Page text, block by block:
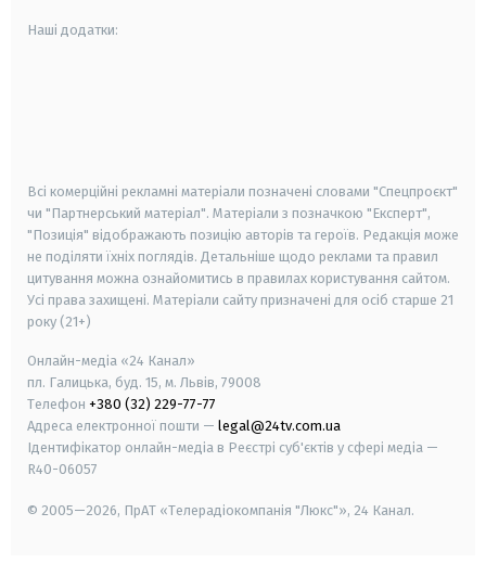
Наші додатки:
Всі комерційні рекламні матеріали позначені словами "Спецпроєкт"
чи "Партнерський матеріал". Матеріали з позначкою "Експерт",
"Позиція" відображають позицію авторів та героїв. Редакція може
не поділяти їхніх поглядів. Детальніше щодо реклами та правил
цитування можна ознайомитись в правилах користування сайтом.
Усі права захищені. Матеріали сайту призначені для осіб старше 21
року (21+)
Онлайн-медіа «24 Канал»
пл. Галицька, буд. 15, м. Львів, 79008
Телефон +380 (32) 229-77-77
Адреса електронної пошти — legal@24tv.com.ua
Ідентифікатор онлайн-медіа в Реєстрі суб'єктів у сфері медіа —
R40-06057
© 2005—2026, ПрАТ «Телерадіокомпанія "Люкс"», 24 Канал.